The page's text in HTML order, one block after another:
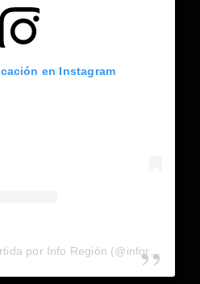
en Instagram